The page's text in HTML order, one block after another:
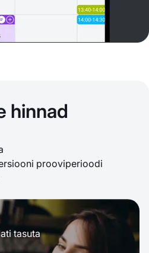
hinnad
prooviperioodi
tasuta